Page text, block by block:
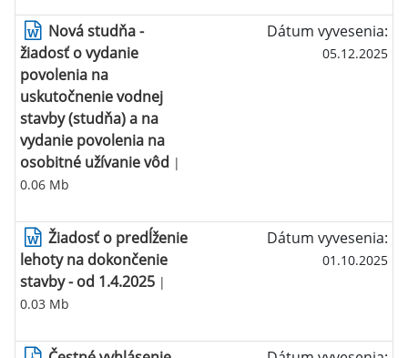
Nová studňa -
žiadosť o vydanie
povolenia na
uskutočnenie vodnej
stavby (studňa) a na
vydanie povolenia na
osobitné užívanie vôd |
0.06 Mb
Dátum vyvesenia:
05.12.2025
Žiadosť o predĺženie
lehoty na dokončenie
stavby - od 1.4.2025 |
0.03 Mb
Dátum vyvesenia:
01.10.2025